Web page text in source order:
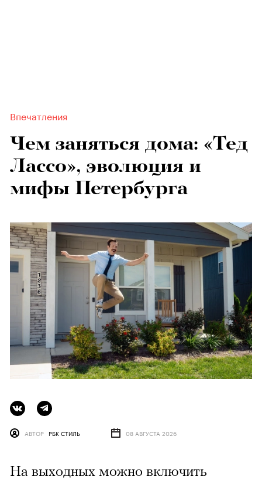
Впечатления
Чем заняться дома: «Тед
Лассо», эволюция и
мифы Петербурга
АВТОР РБК СТИЛЬ 08 АВГУСТА 2026
На выходных можно включить